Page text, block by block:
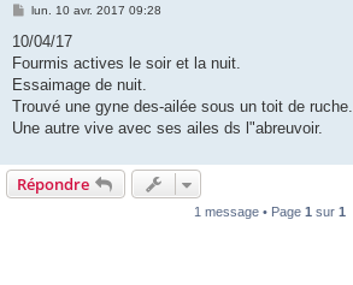
M
s
a
g
lun. 10 avr. 2017 09:28
10/04/17
Fourmis actives le soir et la nuit.
Essaimage de nuit.
Trouvé une gyne des-ailée sous un toit de ruche.
Une autre vive avec ses ailes ds l"abreuvoir.
Répondre
1 message • Page 1 sur 1